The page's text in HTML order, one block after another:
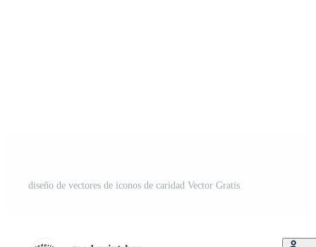
diseño de vectores de iconos de caridad Vector Gratis